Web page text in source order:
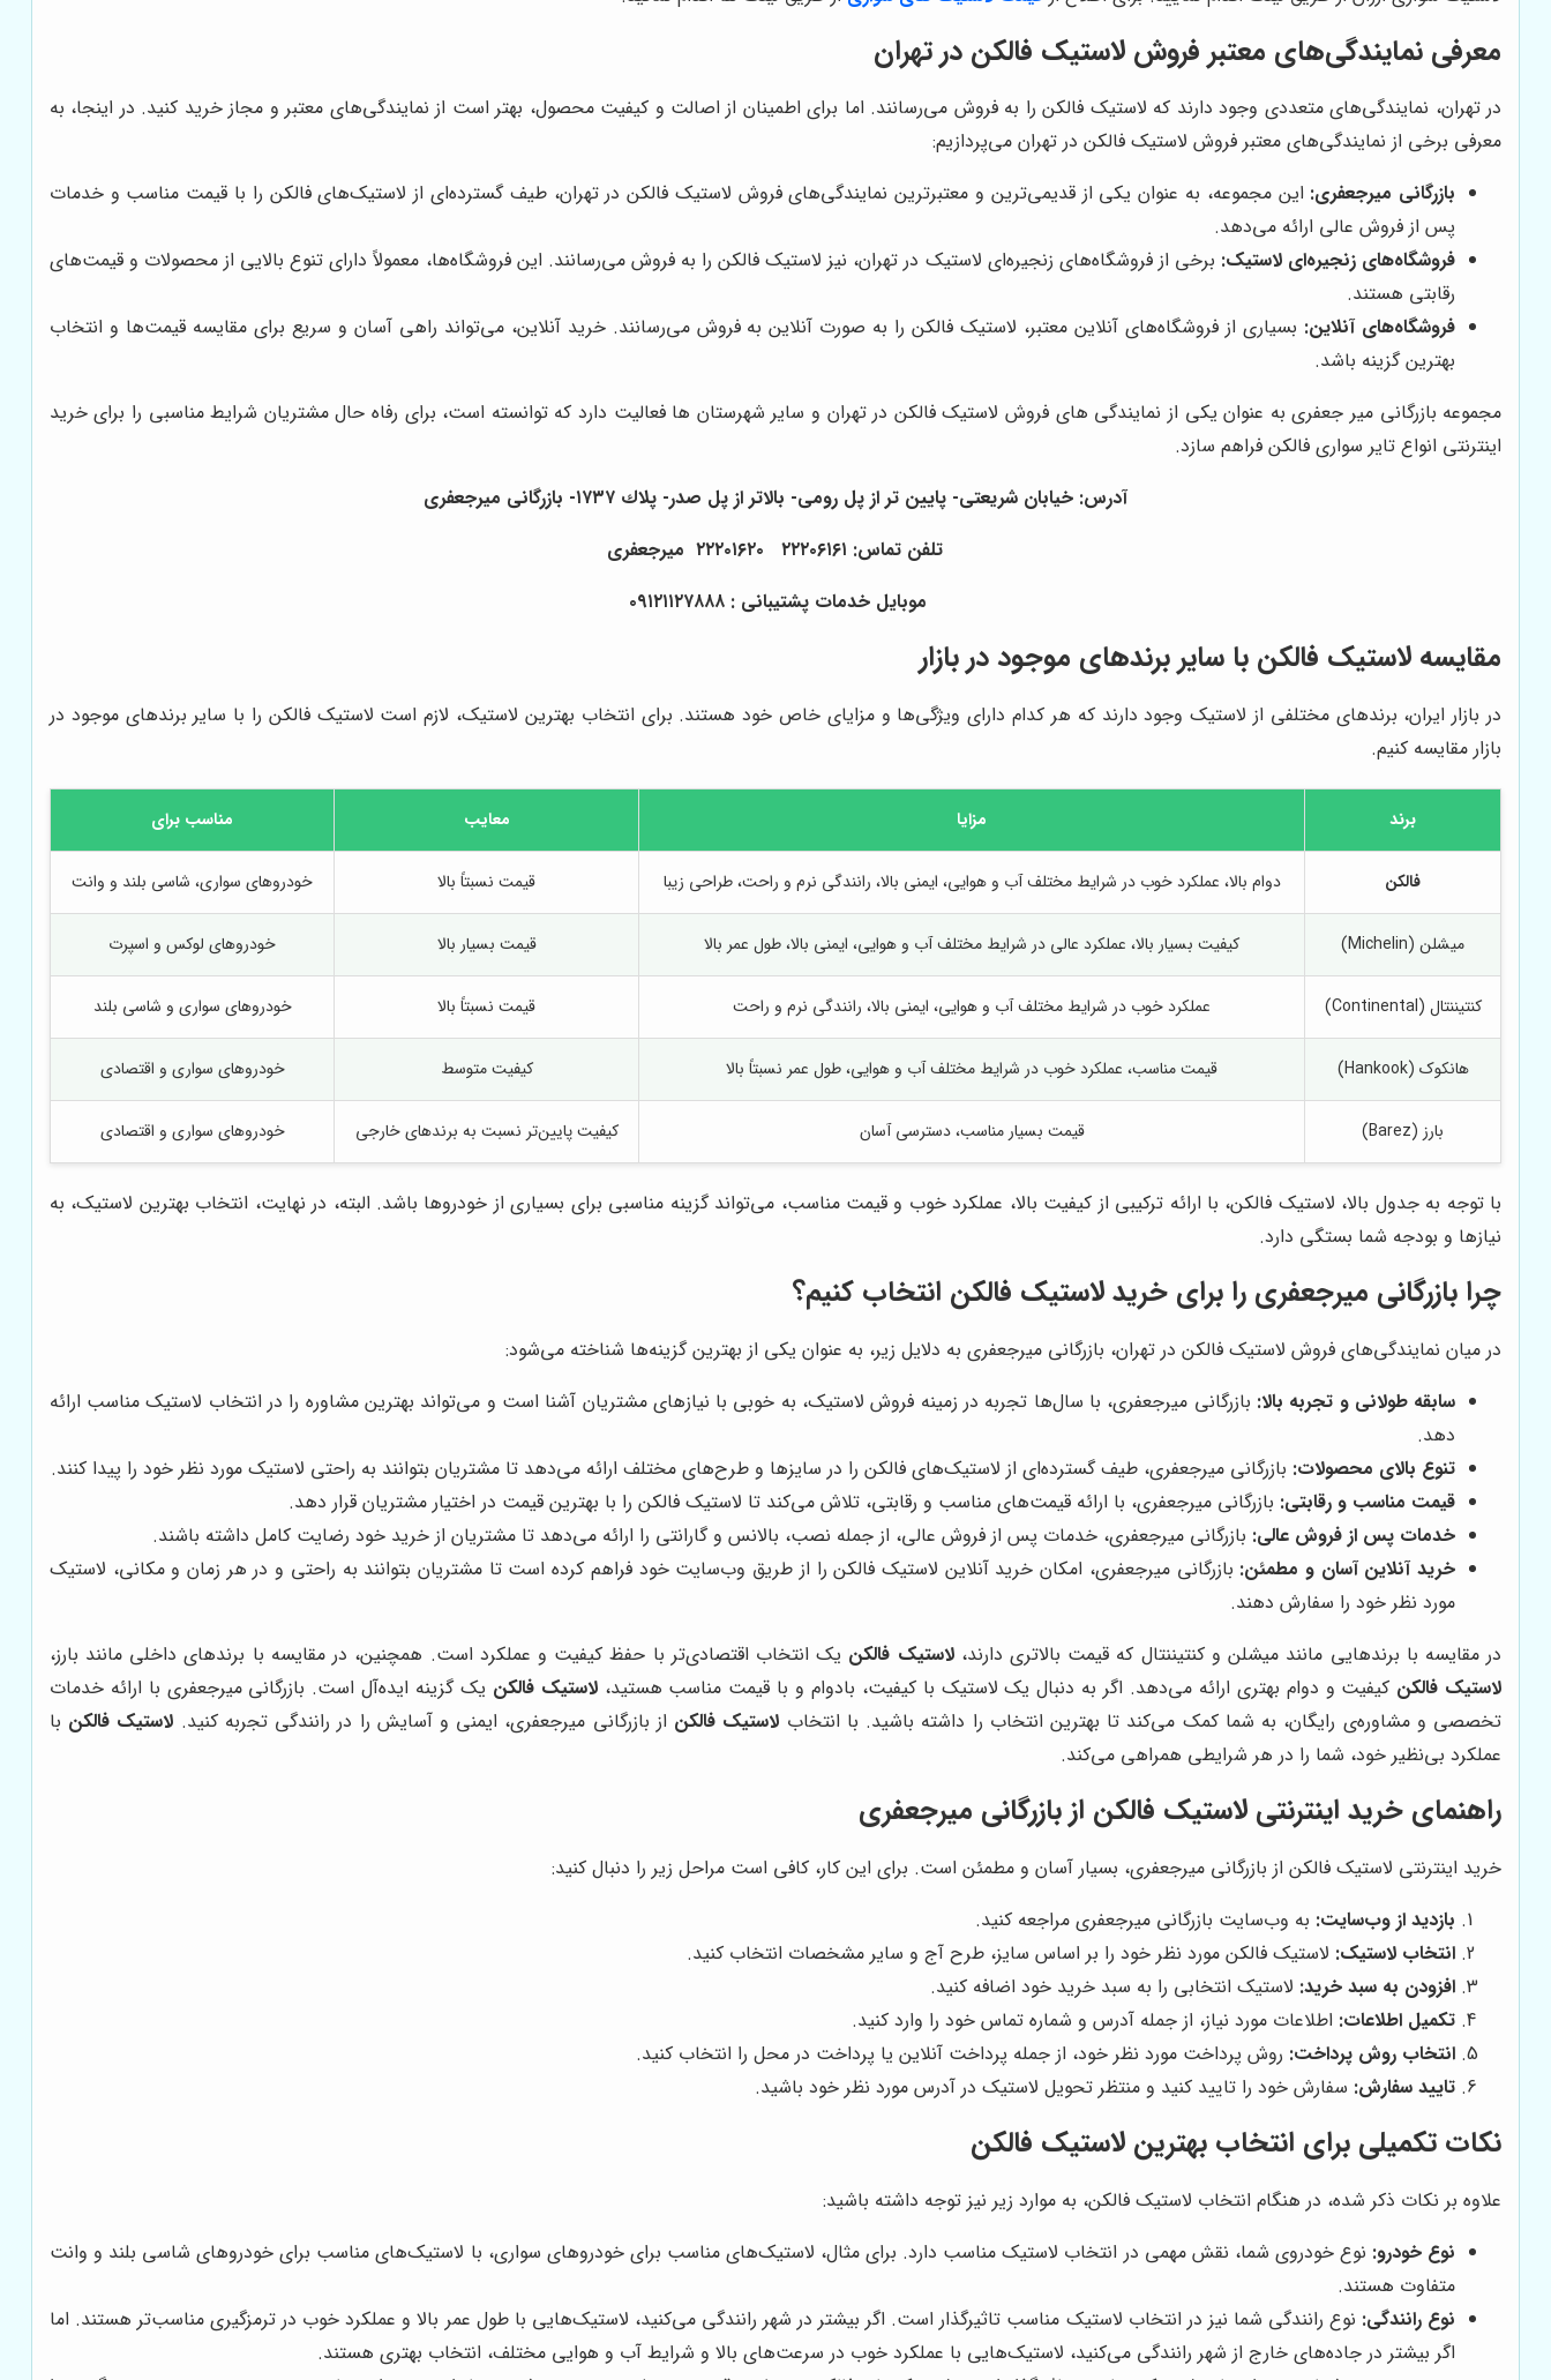
معرفی نمایندگی‌های معتبر فروش لاستیک فالکن در تهران
در تهران، نمایندگی‌های متعددی وجود دارند که لاستیک فالکن را به فروش می‌رسانند. اما برای اطمینان از اصالت و کیفیت محصول، بهتر است از نمایندگی‌های معتبر و مجاز خرید کنید. در اینجا، به
معرفی برخی از نمایندگی‌های معتبر فروش لاستیک فالکن در تهران می‌پردازیم:
بازرگانی میرجعفری: این مجموعه، به عنوان یکی از قدیمی‌ترین و معتبرترین نمایندگی‌های فروش لاستیک فالکن در تهران، طیف گسترده‌ای از لاستیک‌های فالکن را با قیمت مناسب و خدمات
پس از فروش عالی ارائه می‌دهد.
فروشگاه‌های زنجیره‌ای لاستیک: برخی از فروشگاه‌های زنجیره‌ای لاستیک در تهران، نیز لاستیک فالکن را به فروش می‌رسانند. این فروشگاه‌ها، معمولاً دارای تنوع بالایی از محصولات و قیمت‌های
رقابتی هستند.
فروشگاه‌های آنلاین: بسیاری از فروشگاه‌های آنلاین معتبر، لاستیک فالکن را به صورت آنلاین به فروش می‌رسانند. خرید آنلاین، می‌تواند راهی آسان و سریع برای مقایسه قیمت‌ها و انتخاب
بهترین گزینه باشد.
مجموعه بازرگانی میر جعفری به عنوان یکی از نمایندگی های فروش لاستیک فالکن در تهران و سایر شهرستان ها فعالیت دارد که توانسته است، برای رفاه حال مشتریان شرایط مناسبی را برای خرید
اینترنتی انواع تایر سواری فالکن فراهم سازد.
آدرس: خيابان شريعتی- پايين تر از پل رومی- بالاتر از پل صدر- پلاك ١٧٣٧- بازرگانی میرجعفری
تلفن تماس: ٢٢٢٠٦١٦١ ٢٢٢٠١٦٢٠ ميرجعفری
موبايل خدمات پشتيبانی : ٠٩١٢١١٢٧٨٨٨
مقایسه لاستیک فالکن با سایر برندهای موجود در بازار
در بازار ایران، برندهای مختلفی از لاستیک وجود دارند که هر کدام دارای ویژگی‌ها و مزایای خاص خود هستند. برای انتخاب بهترین لاستیک، لازم است لاستیک فالکن را با سایر برندهای موجود در
بازار مقایسه کنیم.
برند مزایا معایب مناسب برای
فالکن دوام بالا، عملکرد خوب در شرایط مختلف آب و هوایی، ایمنی بالا، رانندگی نرم و راحت، طراحی زیبا قیمت نسبتاً بالا خودروهای سواری، شاسی بلند و وانت
میشلن (Michelin) کیفیت بسیار بالا، عملکرد عالی در شرایط مختلف آب و هوایی، ایمنی بالا، طول عمر بالا قیمت بسیار بالا خودروهای لوکس و اسپرت
کنتیننتال (Continental) عملکرد خوب در شرایط مختلف آب و هوایی، ایمنی بالا، رانندگی نرم و راحت قیمت نسبتاً بالا خودروهای سواری و شاسی بلند
هانکوک (Hankook) قیمت مناسب، عملکرد خوب در شرایط مختلف آب و هوایی، طول عمر نسبتاً بالا کیفیت متوسط خودروهای سواری و اقتصادی
بارز (Barez) قیمت بسیار مناسب، دسترسی آسان کیفیت پایین‌تر نسبت به برندهای خارجی خودروهای سواری و اقتصادی
با توجه به جدول بالا، لاستیک فالکن، با ارائه ترکیبی از کیفیت بالا، عملکرد خوب و قیمت مناسب، می‌تواند گزینه مناسبی برای بسیاری از خودروها باشد. البته، در نهایت، انتخاب بهترین لاستیک، به
نیازها و بودجه شما بستگی دارد.
چرا بازرگانی میرجعفری را برای خرید لاستیک فالکن انتخاب کنیم؟
در میان نمایندگی‌های فروش لاستیک فالکن در تهران، بازرگانی میرجعفری به دلایل زیر، به عنوان یکی از بهترین گزینه‌ها شناخته می‌شود:
سابقه طولانی و تجربه بالا: بازرگانی میرجعفری، با سال‌ها تجربه در زمینه فروش لاستیک، به خوبی با نیازهای مشتریان آشنا است و می‌تواند بهترین مشاوره را در انتخاب لاستیک مناسب ارائه
دهد.
تنوع بالای محصولات: بازرگانی میرجعفری، طیف گسترده‌ای از لاستیک‌های فالکن را در سایزها و طرح‌های مختلف ارائه می‌دهد تا مشتریان بتوانند به راحتی لاستیک مورد نظر خود را پیدا کنند.
قیمت مناسب و رقابتی: بازرگانی میرجعفری، با ارائه قیمت‌های مناسب و رقابتی، تلاش می‌کند تا لاستیک فالکن را با بهترین قیمت در اختیار مشتریان قرار دهد.
خدمات پس از فروش عالی: بازرگانی میرجعفری، خدمات پس از فروش عالی، از جمله نصب، بالانس و گارانتی را ارائه می‌دهد تا مشتریان از خرید خود رضایت کامل داشته باشند.
خرید آنلاین آسان و مطمئن: بازرگانی میرجعفری، امکان خرید آنلاین لاستیک فالکن را از طریق وب‌سایت خود فراهم کرده است تا مشتریان بتوانند به راحتی و در هر زمان و مکانی، لاستیک
مورد نظر خود را سفارش دهند.
در مقایسه با برندهایی مانند میشلن و کنتیننتال که قیمت بالاتری دارند،لاستیک فالکن یک انتخاب اقتصادی‌تر با حفظ کیفیت و عملکرد است. همچنین، در مقایسه با برندهای داخلی مانند بارز،
لاستیک فالکن کیفیت و دوام بهتری ارائه می‌دهد. اگر به دنبال یک لاستیک با کیفیت، بادوام و با قیمت مناسب هستید،لاستیک فالکن یک گزینه ایده‌آل است. بازرگانی میرجعفری با ارائه خدمات
تخصصی و مشاوره‌ی رایگان، به شما کمک می‌کند تا بهترین انتخاب را داشته باشید. با انتخاب لاستیک فالکن از بازرگانی میرجعفری، ایمنی و آسایش را در رانندگی تجربه کنید. لاستیک فالکن با
عملکرد بی‌نظیر خود، شما را در هر شرایطی همراهی می‌کند.
راهنمای خرید اینترنتی لاستیک فالکن از بازرگانی میرجعفری
خرید اینترنتی لاستیک فالکن از بازرگانی میرجعفری، بسیار آسان و مطمئن است. برای این کار، کافی است مراحل زیر را دنبال کنید:
بازدید از وب‌سایت: به وب‌سایت بازرگانی میرجعفری مراجعه کنید.
انتخاب لاستیک: لاستیک فالکن مورد نظر خود را بر اساس سایز، طرح آج و سایر مشخصات انتخاب کنید.
افزودن به سبد خرید: لاستیک انتخابی را به سبد خرید خود اضافه کنید.
تکمیل اطلاعات: اطلاعات مورد نیاز، از جمله آدرس و شماره تماس خود را وارد کنید.
انتخاب روش پرداخت: روش پرداخت مورد نظر خود، از جمله پرداخت آنلاین یا پرداخت در محل را انتخاب کنید.
تایید سفارش: سفارش خود را تایید کنید و منتظر تحویل لاستیک در آدرس مورد نظر خود باشید.
نکات تکمیلی برای انتخاب بهترین لاستیک فالکن
علاوه بر نکات ذکر شده، در هنگام انتخاب لاستیک فالکن، به موارد زیر نیز توجه داشته باشید:
نوع خودرو: نوع خودروی شما، نقش مهمی در انتخاب لاستیک مناسب دارد. برای مثال، لاستیک‌های مناسب برای خودروهای سواری، با لاستیک‌های مناسب برای خودروهای شاسی بلند و وانت
متفاوت هستند.
نوع رانندگی: نوع رانندگی شما نیز در انتخاب لاستیک مناسب تاثیرگذار است. اگر بیشتر در شهر رانندگی می‌کنید، لاستیک‌هایی با طول عمر بالا و عملکرد خوب در ترمزگیری مناسب‌تر هستند. اما
اگر بیشتر در جاده‌های خارج از شهر رانندگی می‌کنید، لاستیک‌هایی با عملکرد خوب در سرعت‌های بالا و شرایط آب و هوایی مختلف، انتخاب بهتری هستند.